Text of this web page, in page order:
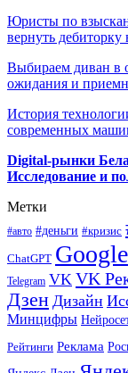
Юристы по
вернуть дебиторку
Выбираем диван в
ожидания и
История
современных
Digital-рынки
Исследование и
Метки
#авто #деньги #кризис
ChatGPT Google
Telegram VK VK
Дзен Дизайн
Минцифры
Рейтинги Реклама